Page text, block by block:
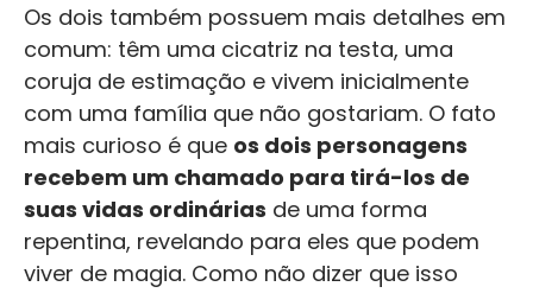
Os dois também possuem mais detalhes em
comum: têm uma cicatriz na testa, uma
coruja de estimação e vivem inicialmente
com uma família que não gostariam. O fato
mais curioso é que os dois personagens
recebem um chamado para tirá-los de
suas vidas ordinárias de uma forma
repentina, revelando para eles que podem
viver de magia. Como não dizer que isso